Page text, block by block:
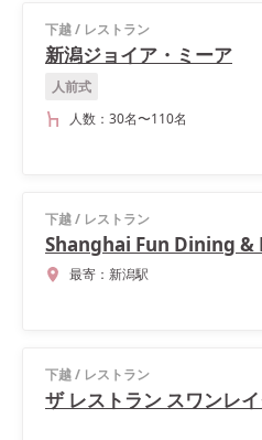
下越/ レストラン
新潟ジョイア・ミーア
人前式
人数： 30名〜110名
下越/ レストラン
Shanghai Fun Dining &
最寄： 新潟駅
下越/ レストラン
ザ レストラン スワンレ